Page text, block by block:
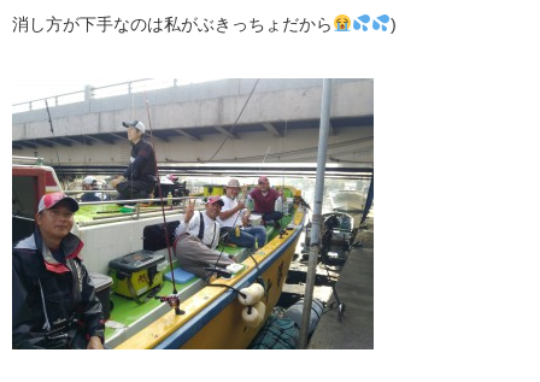
消し方が下手なのは私がぶきっちょだから )